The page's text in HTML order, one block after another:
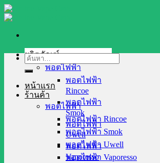
Skip
to
ผลิตภัณฑ์
พอตไฟฟ้า
พอตไฟฟ้า
Rincoe
พอตไฟฟ้า
Smok
พอตไฟฟ้า
Uwell
พอตไฟฟ้า
Vaporesso
ค้นหา:
หน้าแรก
ร้านค้า
พอตไฟฟ้า
พอตไฟฟ้า Rincoe
พอตไฟฟ้า Smok
พอตไฟฟ้า Uwell
พอตไฟฟ้า Vaporesso